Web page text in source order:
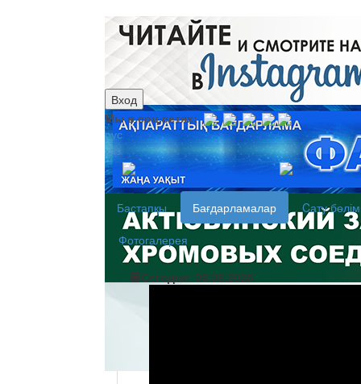
Вход
Мы в соц.сетях:
рус
каз
Бастапқы Бағдарламалар
Cату
Фотогалерея
Сегодня: 08.08.2026